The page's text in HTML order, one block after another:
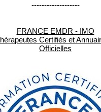
-------------------
FRANCE EMDR - IMO
Certifiés et
Officielles